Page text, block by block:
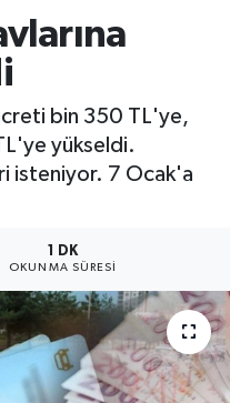
bin 350 TL'ye,
yükseldi.
isteniyor. 7 Ocak'a
1 DK
OKUNMA SÜRESI